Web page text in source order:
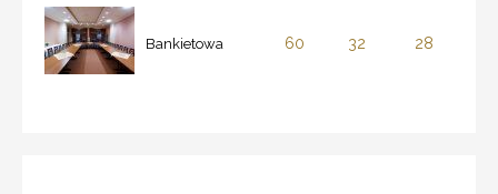
Bankietowa 60 32 28